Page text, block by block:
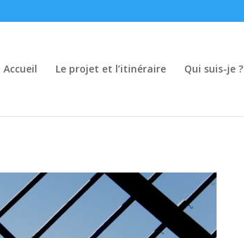
Accueil Le projet et l’itinéraire Qui suis-je ?